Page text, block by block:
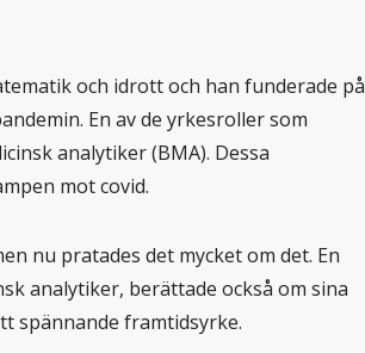
och idrott och han funderade på
En av de yrkesroller som
analytiker (BMA). Dessa
mot covid.
nu pratades det mycket om det. En
analytiker, berättade också om sina
spännande framtidsyrke.